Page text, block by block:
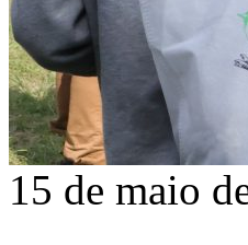
15 de maio